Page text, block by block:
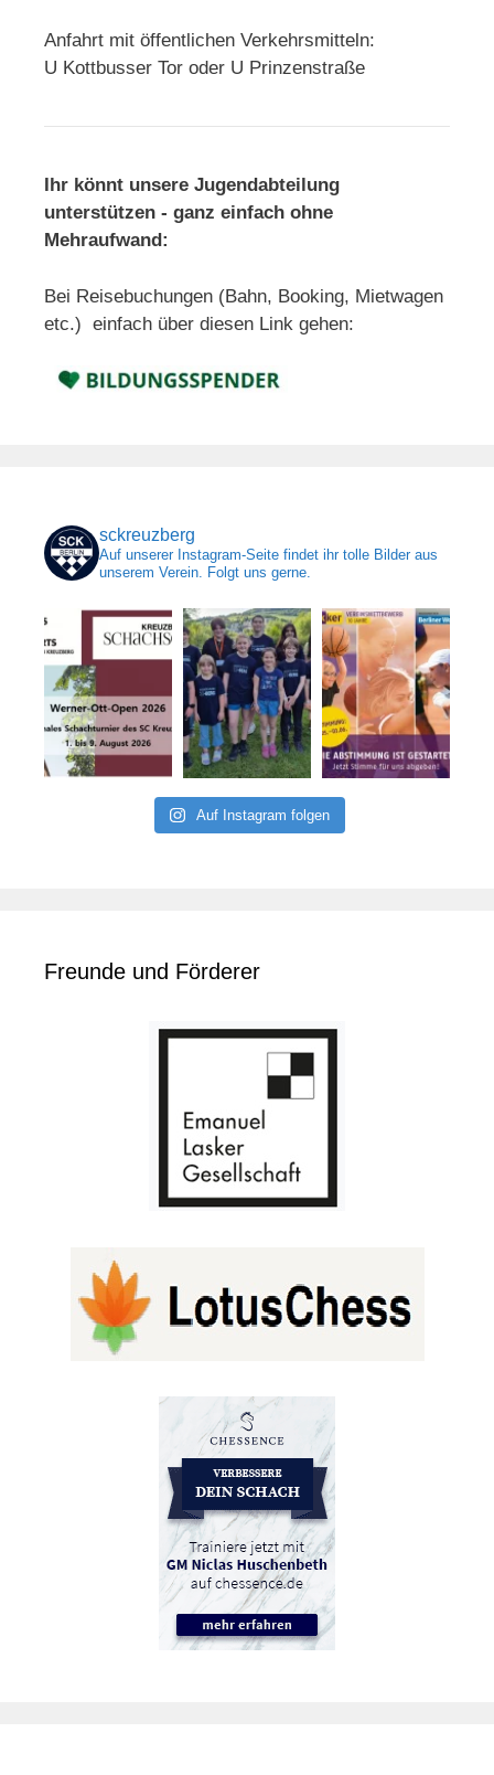
Anfahrt mit öffentlichen Verkehrsmitteln:
U Kottbusser Tor oder U Prinzenstraße
Ihr könnt unsere Jugendabteilung
unterstützen - ganz einfach ohne
Mehraufwand:
Bei Reisebuchungen (Bahn, Booking, Mietwagen
etc.) einfach über diesen Link gehen:
sckreuzberg
Auf unserer Instagram-Seite findet ihr tolle Bilder aus
unserem Verein. Folgt uns gerne.
Auf Instagram folgen
Freunde und Förderer